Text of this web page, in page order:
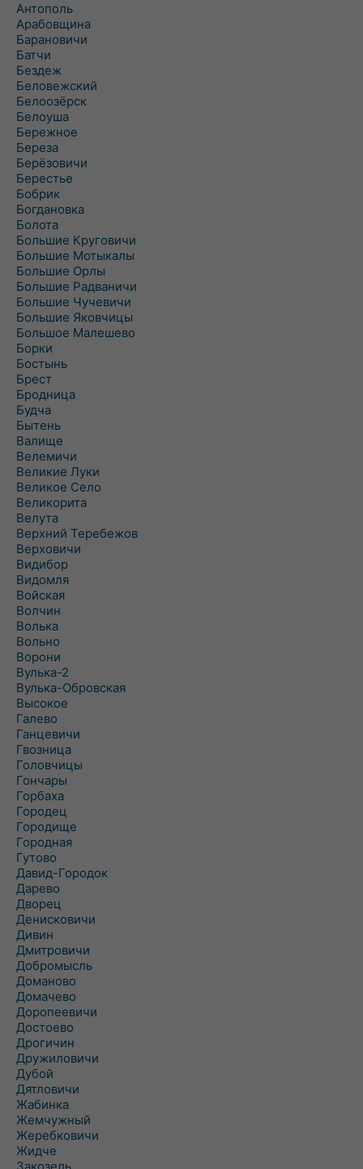
Антополь
Арабовщина
Барановичи
Батчи
Бездеж
Беловежский
Белоозёрск
Белоуша
Бережное
Береза
Берёзовичи
Берестье
Бобрик
Богдановка
Болота
Большие Круговичи
Большие Мотыкалы
Большие Орлы
Большие Радваничи
Большие Чучевичи
Большие Яковчицы
Большое Малешево
Борки
Бостынь
Брест
Бродница
Будча
Бытень
Валище
Велемичи
Великие Луки
Великое Село
Великорита
Велута
Верхний Теребежов
Верховичи
Видибор
Видомля
Войская
Волчин
Волька
Вольно
Ворони
Вулька-2
Вулька-Обровская
Высокое
Галево
Ганцевичи
Гвозница
Головчицы
Гончары
Горбаха
Городец
Городище
Городная
Гутово
Давид-Городок
Дарево
Дворец
Денисковичи
Дивин
Дмитровичи
Добромысль
Доманово
Домачево
Доропеевичи
Достоево
Дрогичин
Дружиловичи
Дубой
Дятловичи
Жабинка
Жемчужный
Жеребковичи
Жидче